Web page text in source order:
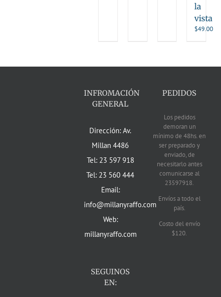
la
vista
$49.00
INFROMACIÓN
GENERAL
Dirección: Av.
Millan 4486
Tel: 23 597 918
Tel: 23 560 444
Email:
info@millanyraffo.com
Web:
millanyraffo.com
SEGUINOS
EN:
PEDIDOS
Los pedidos
demoran un
mínimo de 48hs. en
ser preparado y
enviado, de
necesitarlo antes
comunicarse al
23597918.
Envíos a todo el
país.
Costo del envío
$120.